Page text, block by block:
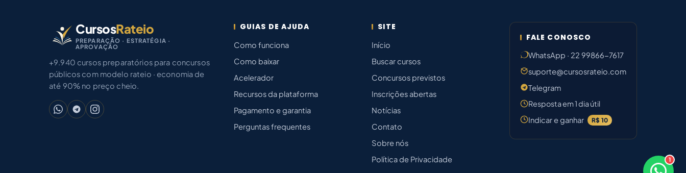
×
1
CursosRateio
PREPARAÇÃO · ESTRATÉGIA ·
APROVAÇÃO
+9.940 cursos preparatórios para concursos
públicos com modelo rateio · economia de
até 90% no preço cheio.
GUIAS DE AJUDA
Como funciona
Como baixar
Acelerador
Recursos da plataforma
Pagamento e garantia
Perguntas frequentes
SITE
Início
Buscar cursos
Concursos previstos
Inscrições abertas
Notícias
Contato
Sobre nós
Política de Privacidade
FALE CONOSCO
WhatsApp · 22 99866-7617
suporte@cursosrateio.com
Telegram
Resposta em 1 dia útil
Indicar e ganhar
R$ 10